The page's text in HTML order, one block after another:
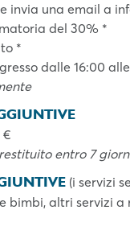
invia una email a
del 30% *
*
dalle 16:00
€
entro 7
(i servizi
bimbi, altri servizi a